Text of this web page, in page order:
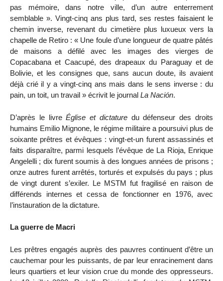
pas mémoire, dans notre ville, d’un autre enterrement
semblable ». Vingt-cinq ans plus tard, ses restes faisaient le
chemin inverse, revenant du cimetière plus luxueux vers la
chapelle de Retiro : « Une foule d’une longueur de quatre pâtés
de maisons a défilé avec les images des vierges de
Copacabana et Caacupé, des drapeaux du Paraguay et de
Bolivie, et les consignes que, sans aucun doute, ils avaient
déjà crié il y a vingt-cinq ans mais dans le sens inverse : du
pain, un toit, un travail » écrivit le journal La Nación.
D’après le livreÉglise et dictaturedu défenseur des droits
humains Emilio Mignone, le régime militaire a poursuivi plus de
soixante prêtres et évêques : vingt-et-un furent assassinés et
faits disparaître, parmi lesquels l’évêque de La Rioja, Enrique
Angelelli ; dix furent soumis à des longues années de prisons ;
onze autres furent arrêtés, torturés et expulsés du pays ; plus
de vingt durent s’exiler. Le MSTM fut fragilisé en raison de
différends internes et cessa de fonctionner en 1976, avec
l’instauration de la dictature.
La guerre de Macri
Les prêtres engagés auprès des pauvres continuent d’être un
cauchemar pour les puissants, de par leur enracinement dans
leurs quartiers et leur vision crue du monde des oppresseurs.